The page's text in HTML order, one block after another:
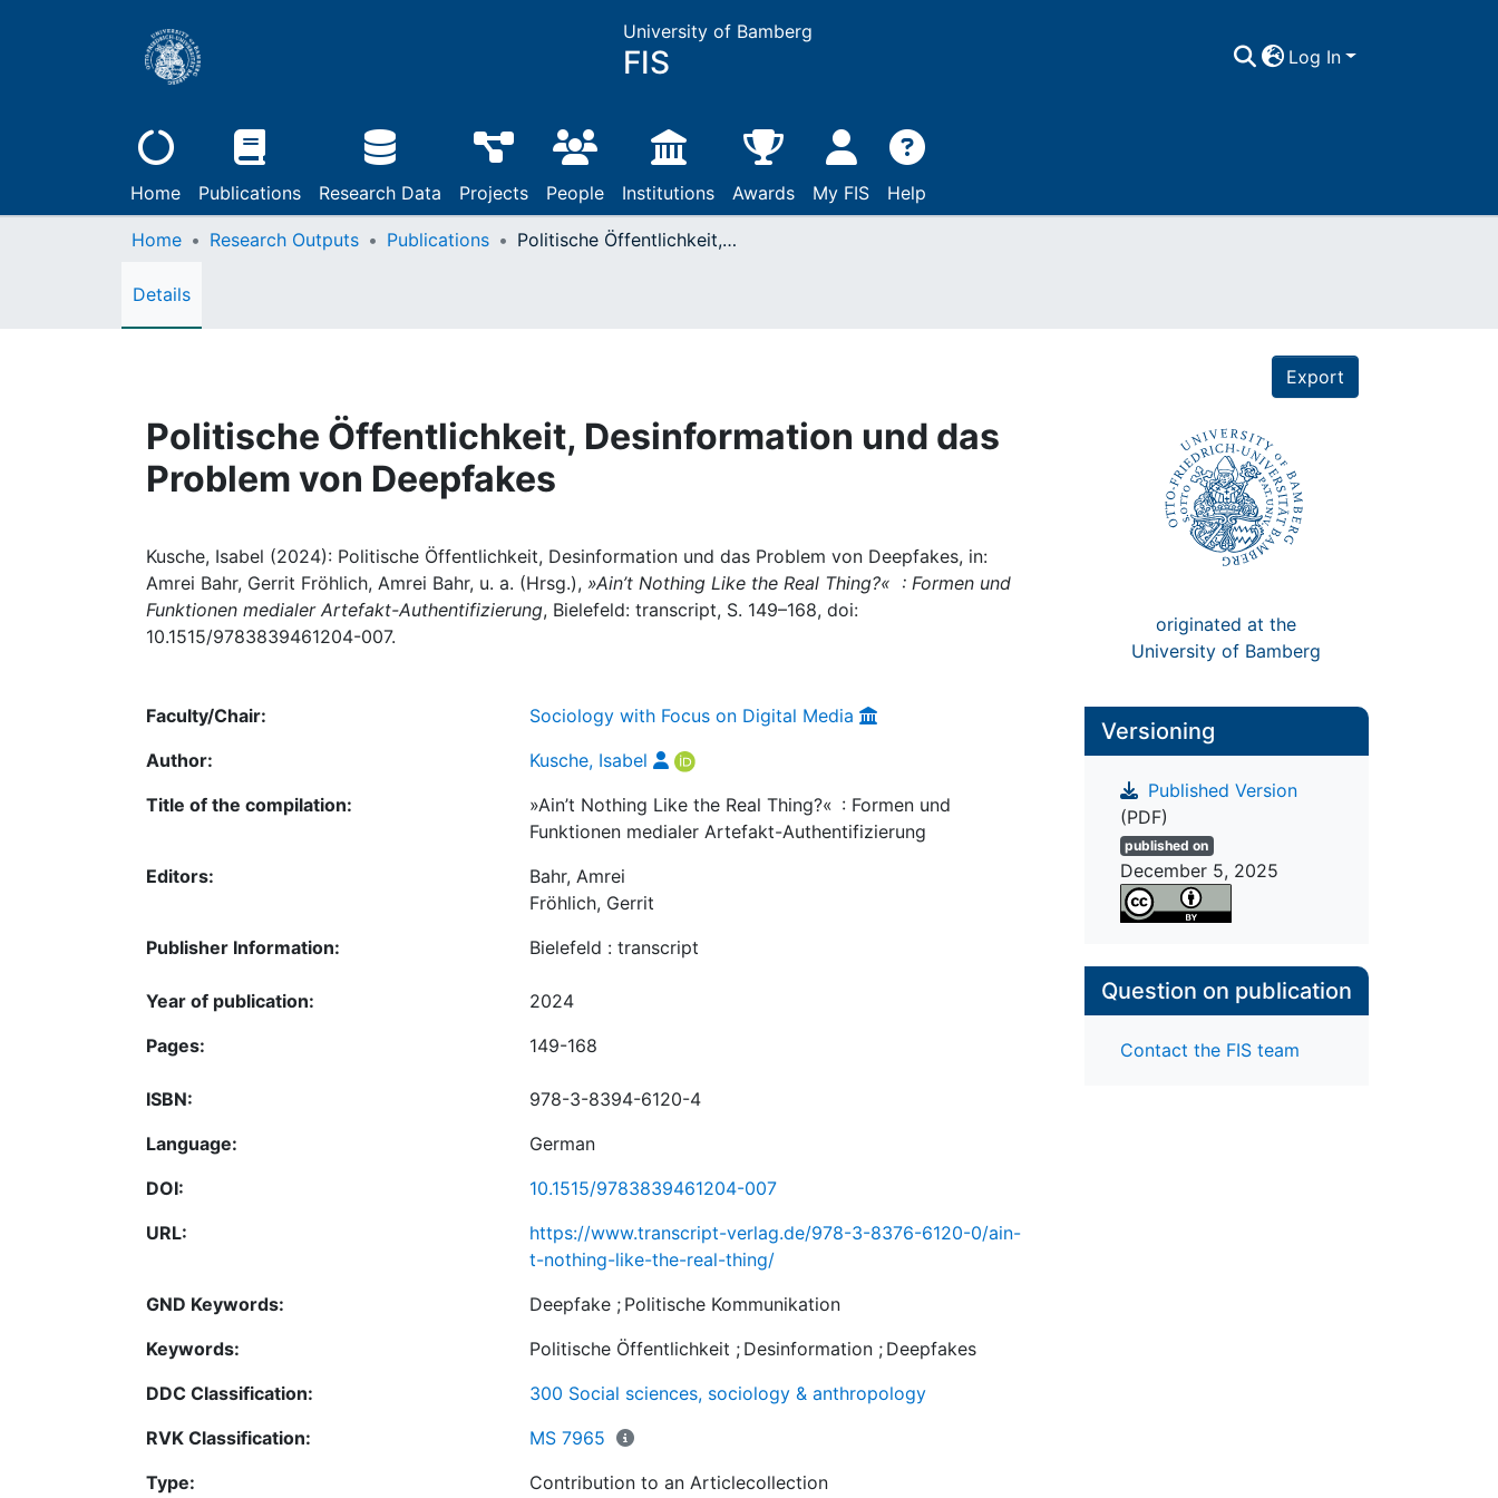
University of Bamberg
FIS Log In
Home Publications Research Data Projects People Institutions Awards My FIS Help
Home Research Outputs Publications Politische Öffentlichkeit, Desinformation und das Problem von Deepfakes
Details
Export
Politische Öffentlichkeit, Desinformation und das
Problem von Deepfakes
Kusche, Isabel (2024): Politische Öffentlichkeit, Desinformation und das Problem von Deepfakes, in:
Amrei Bahr, Gerrit Fröhlich, Amrei Bahr, u. a. (Hrsg.), »Ain’t Nothing Like the Real Thing?« : Formen und
Funktionen medialer Artefakt-Authentifizierung, Bielefeld: transcript, S. 149–168, doi:
10.1515/9783839461204-007.
originated at the
University of Bamberg
Faculty/Chair:
Sociology with Focus on Digital Media
Author:
Kusche, Isabel
Title of the compilation:
»Ain’t Nothing Like the Real Thing?« : Formen und
Funktionen medialer Artefakt-Authentifizierung
Editors:
Bahr, Amrei
Fröhlich, Gerrit
Publisher Information:
Bielefeld : transcript
Year of publication:
2024
Pages:
149-168
ISBN:
978-3-8394-6120-4
Language:
German
DOI:
10.1515/9783839461204-007
URL:
https://www.transcript-verlag.de/978-3-8376-6120-0/ain-
t-nothing-like-the-real-thing/
GND Keywords:
Deepfake ; Politische Kommunikation
Keywords:
Politische Öffentlichkeit ; Desinformation ; Deepfakes
DDC Classification:
300 Social sciences, sociology & anthropology
RVK Classification:
MS 7965
Type:
Contribution to an Articlecollection
Versioning
Published Version
(PDF)
published on
December 5, 2025
Question on publication
Contact the FIS team